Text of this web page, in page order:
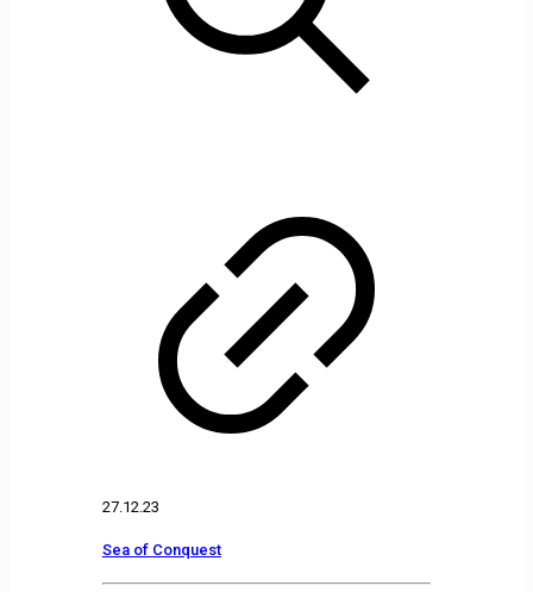
27.12.23
Sea of Conquest